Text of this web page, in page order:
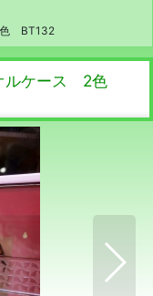
色 BT132
ルケース 2色